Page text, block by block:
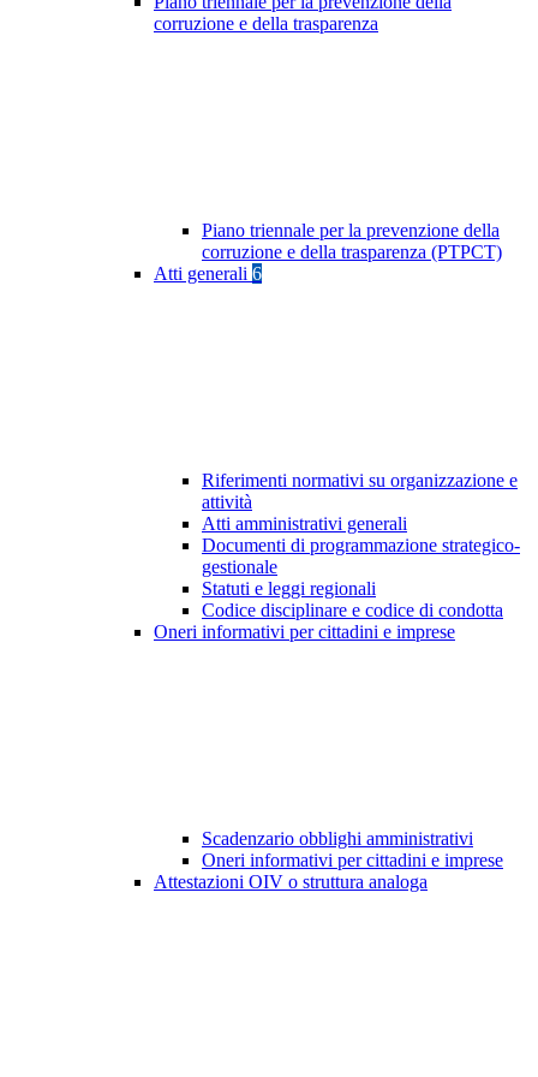
corruzione e della trasparenza
Piano triennale per la prevenzione della
corruzione e della trasparenza (PTPCT)
Atti generali 6
Riferimenti normativi su organizzazione e
attività
Atti amministrativi generali
Documenti di programmazione strategico-
gestionale
Statuti e leggi regionali
Codice disciplinare e codice di condotta
Oneri informativi per cittadini e imprese
Scadenzario obblighi amministrativi
Oneri informativi per cittadini e imprese
Attestazioni OIV o struttura analoga